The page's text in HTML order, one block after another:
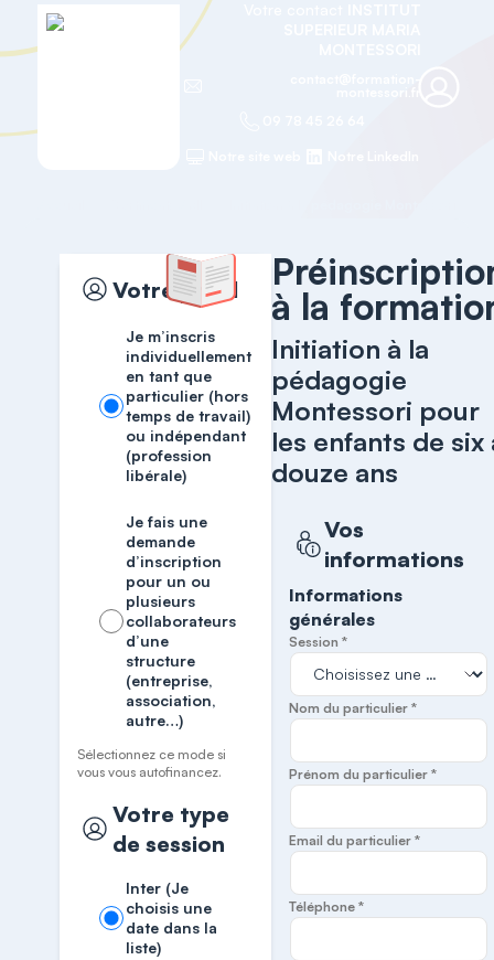
Votre profil
Je m’inscris
individuellement
en tant que
particulier (hors
temps de travail)
ou indépendant
(profession
libérale)
Je fais une
demande
d’inscription
pour un ou
plusieurs
collaborateurs
d’une
structure
(entreprise,
association,
autre…)
Sélectionnez ce mode si
vous vous autofinancez.
Votre type
de session
Inter (Je
choisis une
date dans la
liste)
à la
Initiation à la
pédagogie
Montessori pour
les enfants de six
douze ans
Vos
informations
Informations
générales
Session *
Nom du particulier *
Prénom du particulier *
Email du particulier *
Téléphone *